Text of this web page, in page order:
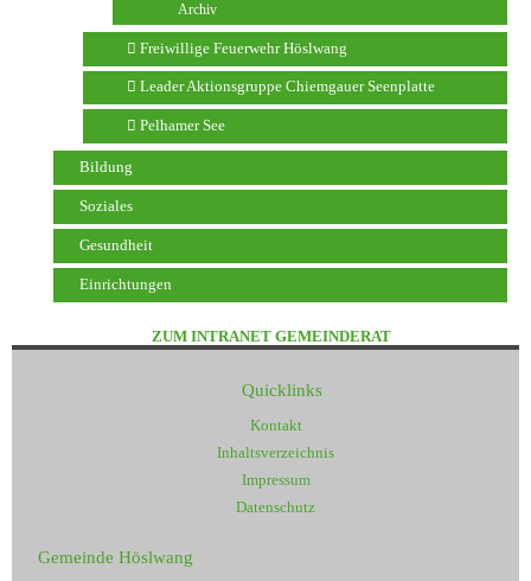
Archiv
Freiwillige Feuerwehr Höslwang
Leader Aktionsgruppe Chiemgauer Seenplatte
Pelhamer See
Bildung
Soziales
Gesundheit
Einrichtungen
ZUM INTRANET GEMEINDERAT
Quicklinks
Kontakt
Inhaltsverzeichnis
Impressum
Datenschutz
Gemeinde Höslwang